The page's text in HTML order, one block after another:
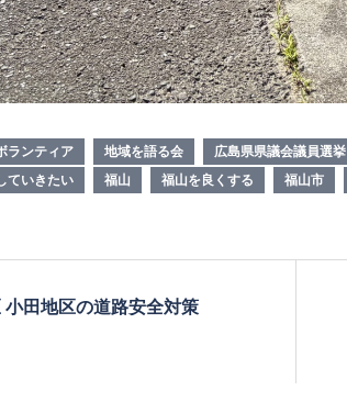
ランティア 地域を語る会 広島県県議会議員選挙
ていきたい
福山 福山を良くする 福山市
小田地区の道路安全対策